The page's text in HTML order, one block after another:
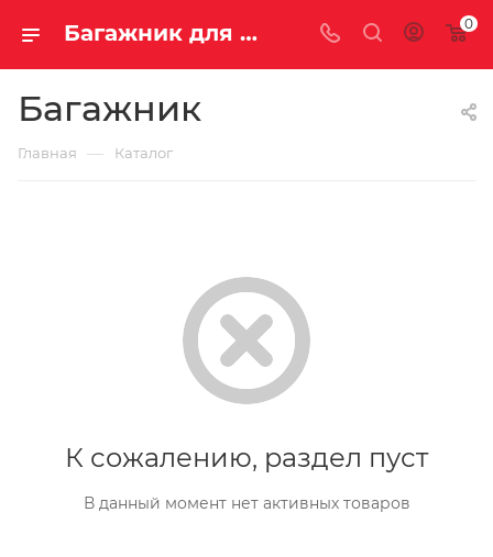
Багажник для спортивных товаров купить недорого с доставкой 0
Багажник
Главная — Каталог
К сожалению, раздел пуст
В данный момент нет активных товаров